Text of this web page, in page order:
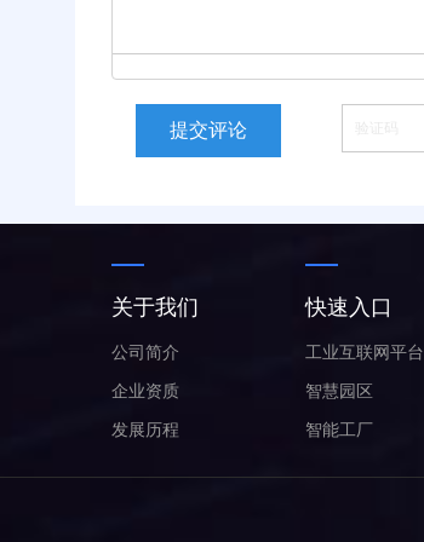
提交评论
关于我们
公司简介
企业资质
发展历程
快速入口
工业互联网平台
智慧园区
智能工厂